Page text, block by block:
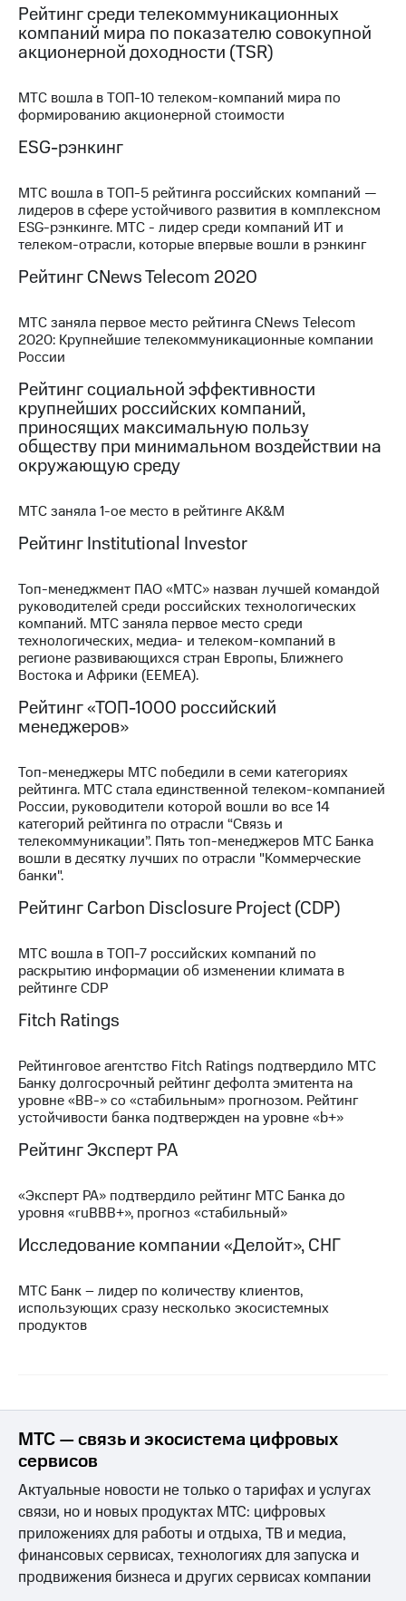
Дивиденды
Рынок
облигаций
Описание
Еврооблигации-2023
Уведомление
о
погашении
облигаций
Другое
Регистратор
Контакты
деловая этика
На главную
Рейтинг среди телекоммуникационных
компаний мира по показателю совокупной
акционерной доходности (TSR)
МТС вошла в ТОП-10 телеком-компаний мира по
формированию акционерной стоимости
ESG-рэнкинг
МТС вошла в ТОП-5 рейтинга российских компаний —
лидеров в сфере устойчивого развития в комплексном
ESG-рэнкинге. МТС - лидер среди компаний ИТ и
телеком-отрасли, которые впервые вошли в рэнкинг
Рейтинг CNews Telecom 2020
МТС заняла первое место рейтинга CNews Telecom
2020: Крупнейшие телекоммуникационные компании
России
Рейтинг социальной эффективности
крупнейших российских компаний,
приносящих максимальную пользу
обществу при минимальном воздействии на
окружающую среду
МТС заняла 1-ое место в рейтинге AK&M
Рейтинг Institutional Investor
Топ-менеджмент ПАО «МТС» назван лучшей командой
руководителей среди российских технологических
компаний. МТС заняла первое место среди
технологических, медиа- и телеком-компаний в
регионе развивающихся стран Европы, Ближнего
Востока и Африки (EEMEA).
Рейтинг «ТОП-1000 российский
менеджеров»
Топ-менеджеры МТС победили в семи категориях
рейтинга. МТС стала единственной телеком-компанией
России, руководители которой вошли во все 14
категорий рейтинга по отрасли “Связь и
телекоммуникации”. Пять топ-менеджеров МТС Банка
вошли в десятку лучших по отрасли "Коммерческие
банки".
Рейтинг Carbon Disclosure Project (CDP)
МТС вошла в ТОП-7 российских компаний по
раскрытию информации об изменении климата в
рейтинге CDP
Fitch Ratings
Рейтинговое агентство Fitch Ratings подтвердило МТС
Банку долгосрочный рейтинг дефолта эмитента на
уровне «BB-» со «стабильным» прогнозом. Рейтинг
устойчивости банка подтвержден на уровне «b+»
Рейтинг Эксперт РА
«Эксперт РА» подтвердило рейтинг МТС Банка до
уровня «ruBBB+», прогноз «стабильный»
Исследование компании «Делойт», СНГ
МТС Банк – лидер по количеству клиентов,
использующих сразу несколько экосистемных
продуктов
МТС — связь и экосистема цифровых
сервисов
Актуальные новости не только о тарифах и услугах
связи, но и новых продуктах МТС: цифровых
приложениях для работы и отдыха, ТВ и медиа,
финансовых сервисах, технологиях для запуска и
продвижения бизнеса и других сервисах компании